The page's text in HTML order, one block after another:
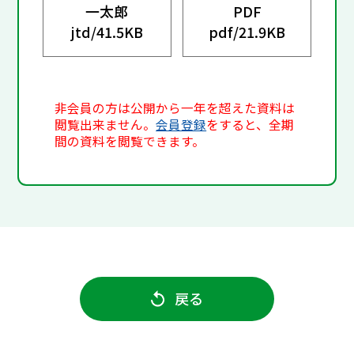
一太郎
jtd/41.5KB
PDF
pdf/21.9KB
非会員の方は公開から一年を超えた資料は
閲覧出来ません。会員登録をすると、全期
間の資料を閲覧できます。
戻る